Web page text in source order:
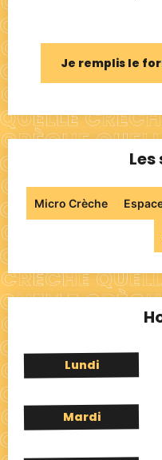
Je remplis le
Micro Crèche
Lundi
Mardi